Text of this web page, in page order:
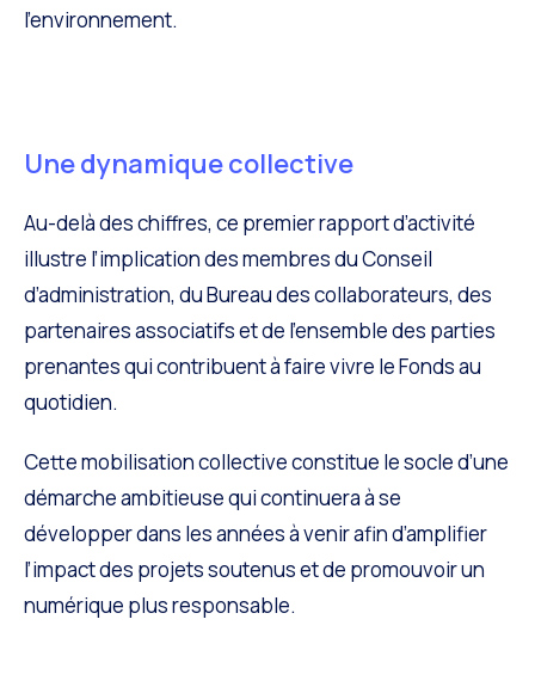
l’environnement.
Une dynamique collective
Au-delà des chiffres, ce premier rapport d’activité
illustre l’implication des membres du Conseil
d’administration, du Bureau des collaborateurs, des
partenaires associatifs et de l’ensemble des parties
prenantes qui contribuent à faire vivre le Fonds au
quotidien.
Cette mobilisation collective constitue le socle d’une
démarche ambitieuse qui continuera à se
développer dans les années à venir afin d’amplifier
l’impact des projets soutenus et de promouvoir un
numérique plus responsable.